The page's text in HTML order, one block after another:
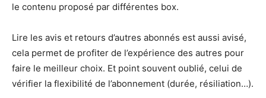
le contenu proposé par différentes box.
Lire les avis et retours d’autres abonnés est aussi avisé,
cela permet de profiter de l’expérience des autres pour
faire le meilleur choix. Et point souvent oublié, celui de
vérifier la flexibilité de l’abonnement (durée, résiliation…).